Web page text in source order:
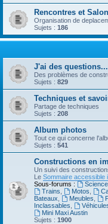
Rencontres et
Organisation de
Sujets : 186
J'ai des questions...
Des problèmes de
Sujets : 829
Techniques et
Partage de techniques
Sujets : 208
Album photos
Tout ce qui concerne
Sujets : 541
Constructions en
Un suivi des
Le Sommaire accessible
Sous-forums :
Trains
Motos
Bateaux
Meubles
Inclassables
Mini Maxi Austin
Sujets : 1900